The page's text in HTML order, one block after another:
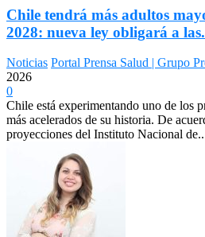
Chile tendrá más adultos
2028: nueva ley obligará a
Noticias Portal Prensa Salud | Grupo
2026
0
Chile está experimentando uno de los
más acelerados de su historia. De
proyecciones del Instituto Nacional